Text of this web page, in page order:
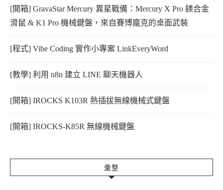
[開箱] GravaStar Mercury 異星戰備：Mercury X Pro 鎂合金
滑鼠 & K1 Pro 機械鍵盤，來自賽博龐克的桌面武裝
[程式] Vibe Coding 實作小專案 LinkEveryWord
[教學] 利用 n8n 建立 LINE 聊天機器人
[開箱] IROCKS K103R 熱插拔無線機械式鍵盤
[開箱] IROCKS-K85R 無線機械鍵盤
彙整